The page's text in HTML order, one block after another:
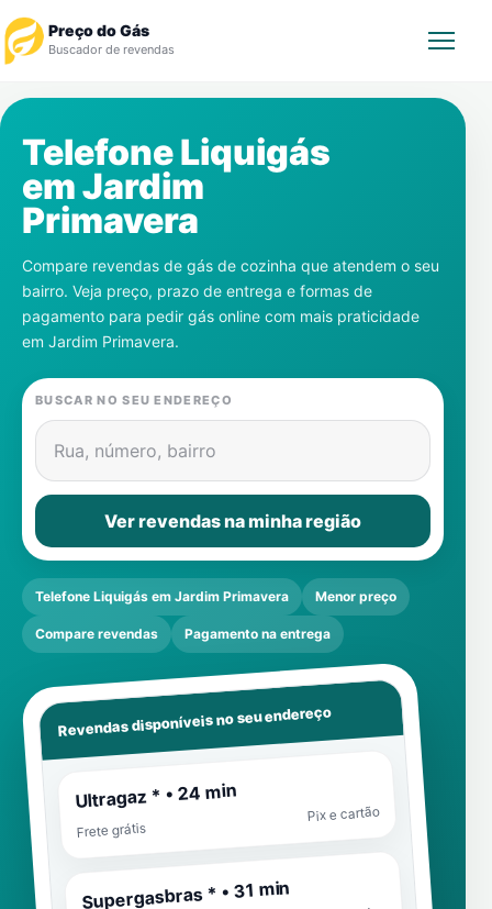
Preço do Gás
Buscador de revendas
Revendedor
Notícias
Cadastre-se
Gás
Contatos
Telefone Liquigás
emJardim
Primavera
Compare revendas de gás de cozinha que atendem o seu
bairro. Veja preço, prazo de entrega e formas de
pagamento para pedir gás online com mais praticidade
em Jardim Primavera.
BUSCAR NO SEU ENDEREÇO
Rua, número, bairro
Ver revendas na minha região
Telefone Liquigás em Jardim Primavera Menor preço
Compare revendas Pagamento na entrega
Revendas disponíveis no seu endereço
Ultragaz * • 24 min
Frete grátis
Pix e cartão
Supergasbras * • 31 min